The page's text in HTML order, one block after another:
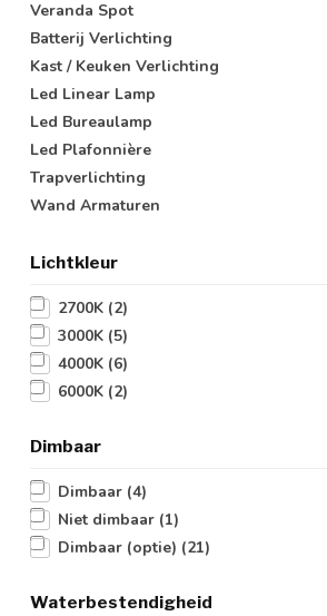
Veranda Spot
Batterij Verlichting
Kast / Keuken Verlichting
Led Linear Lamp
Led Bureaulamp
Led Plafonnière
Trapverlichting
Wand Armaturen
Lichtkleur
2700K (2)
3000K (5)
4000K (6)
6000K (2)
Dimbaar
Dimbaar (4)
Niet dimbaar (1)
Dimbaar (optie) (21)
Waterbestendigheid